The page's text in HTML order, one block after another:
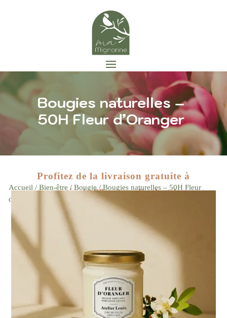
Bougies naturelles –
50H Fleur d’Oranger
Profitez de la livraison gratuite à
partir de 89 euros d'achat !
Accueil /Bien-être /Bougie/ Bougies naturelles – 50H Fleur
d’Oranger
Zoom